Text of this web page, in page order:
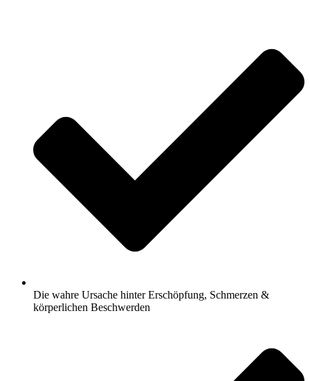
Die wahre Ursache hinter Erschöpfung, Schmerzen &
körperlichen Beschwerden